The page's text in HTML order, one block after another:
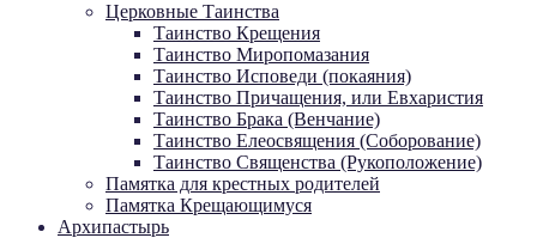
Церковные Таинства
Таинство Крещения
Таинство Миропомазания
Таинство Исповеди (покаяния)
Таинство Причащения, или Евхаристия
Таинство Брака (Венчание)
Таинство Елеосвящения (Соборование)
Таинство Священства (Рукоположение)
Памятка для крестных родителей
Памятка Крещающимуся
Архипастырь